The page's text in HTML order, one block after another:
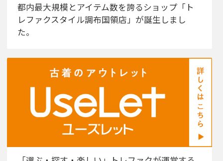
都内最大規模とアイテム数を誇るショップ「ト
レファクスタイル調布国領店」が誕生しまし
た。